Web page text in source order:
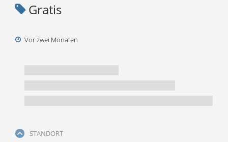
Gratis
Vor zwei Monaten
STANDORT